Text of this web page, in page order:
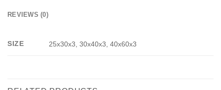
REVIEWS (0)
SIZE 25x30x3, 30x40x3, 40x60x3